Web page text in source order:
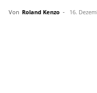
–
Von Roland Kenzo - 16.